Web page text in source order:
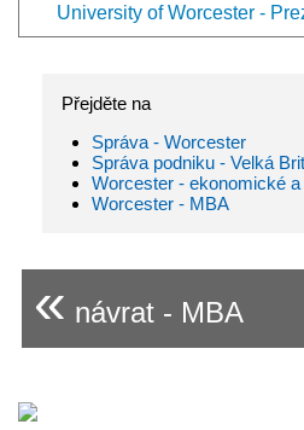
University of Worcester -
Přejděte na
Správa - Worcester
Správa podniku - Velká
Worcester - ekonomické
Worcester - MBA
« návrat - MBA